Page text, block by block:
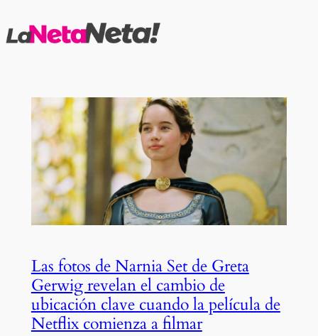
al
Las fotos de Narnia Set de Greta
Gerwig revelan el cambio de
ubicación clave cuando la película de
Netflix comienza a filmar